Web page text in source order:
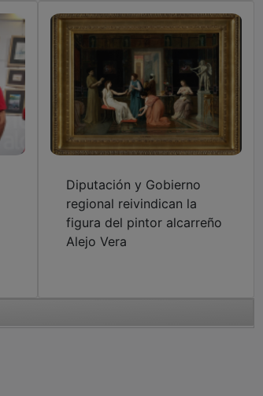
Diputación y Gobierno
regional reivindican la
figura del pintor alcarreño
Alejo Vera